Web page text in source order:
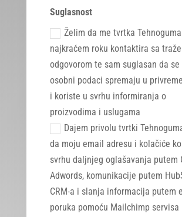
Suglasnost
Želim da me tvrtka
najkraćem roku kontaktira sa
odgovorom te sam suglasan da se
osobni podaci spremaju u
i koriste u svrhu informiranja o
proizvodima i uslugama
Dajem privolu tvrtki
da moju email adresu i kolačiće
svrhu daljnjeg oglašavanja putem
Adwords, komunikacije putem
CRM-a i slanja informacija putem
poruka pomoću Mailchimp servisa